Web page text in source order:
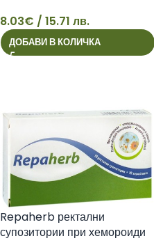
8
Pharmacia
8.03€ / 15.71 лв.
ДОБАВИ В КОЛИЧКА
Repaherb ректални
супозитории при хемороиди